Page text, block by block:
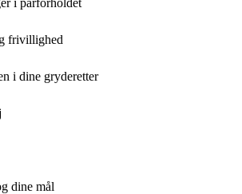
frivillighed
i dine gryderetter
dine mål